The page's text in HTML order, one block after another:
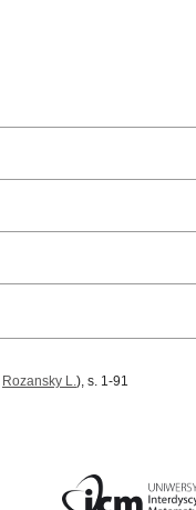
Rozansky L.), s. 1-91